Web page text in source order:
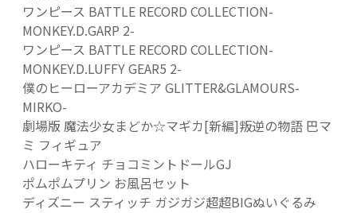
ワンピース BATTLE RECORD COLLECTION-
MONKEY.D.GARP 2-
ワンピース BATTLE RECORD COLLECTION-
MONKEY.D.LUFFY GEAR5 2-
僕のヒーローアカデミア GLITTER&GLAMOURS-
MIRKO-
劇場版 魔法少女まどか☆マギカ[新編]叛逆の物語 巴マ
ミ フィギュア
ハローキティ チョコミントドールGJ
ポムポムプリン お風呂セット
ディズニー スティッチ ガジガジ超超BIGぬいぐるみ